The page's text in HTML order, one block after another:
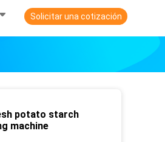
Solicitar una cotización
potato starch
machine